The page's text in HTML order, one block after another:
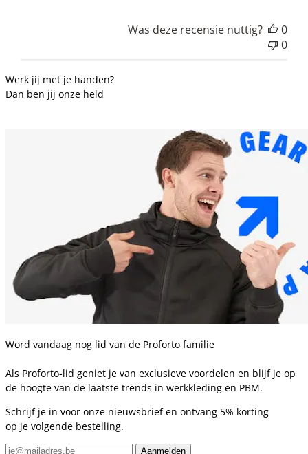
Was deze recensie nuttig?
0
0
Werk jij met je handen?
Dan ben jij onze held
Word vandaag nog lid van de Proforto familie
Als Proforto-lid geniet je van exclusieve voordelen en blijf je op
de hoogte van de laatste trends in werkkleding en PBM.
Schrijf je in voor onze nieuwsbrief en ontvang 5% korting
op je volgende bestelling.